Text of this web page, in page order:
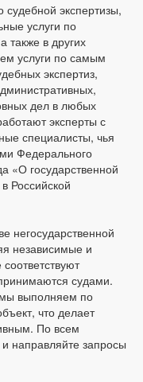
экспертизы,
услуги по
также в других
услуги по самым
экспертиз,
дел в любых
эксперты с
специалисты, чья
Федерального
«О государственной
Российской
негосударственной
независимые и
судами.
мы выполняем по
что делает
По всем
направляйте запросы